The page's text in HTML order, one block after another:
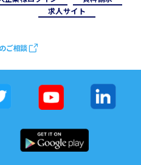
求⼈サイト
ご相談